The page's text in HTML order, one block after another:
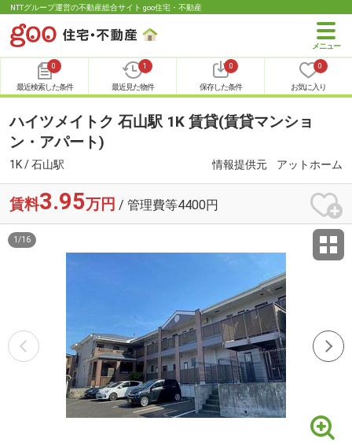
NTTグループ運営の不動産総合サイト goo住宅・不動産
0
最近検索した条件
1
最近見た物件
0
保存した条件
0
お気に入り
ハイツメイトク 石山駅 1K 賃貸(賃貸マンショ
ン・アパート)
1K / 石山駅 情報提供元 アットホーム
賃料3.95万円 / 管理費等4400円
1 /16